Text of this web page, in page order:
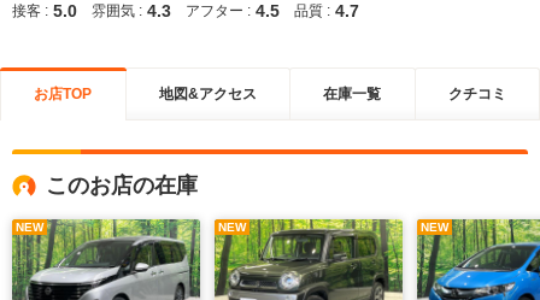
接客 : 5.0 雰囲気 : 4.3 アフター : 4.5 品質 : 4.7
お店TOP 地図&アクセス 在庫一覧 クチコミ
このお店の在庫
NEW NEW NEW